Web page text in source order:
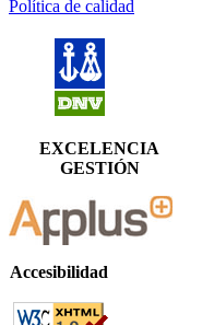
Política de calidad
EXCELENCIA
GESTIÓN
Accesibilidad